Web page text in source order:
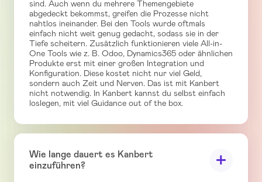
sind. Auch wenn du mehrere Themengebiete
abgedeckt bekommst, greifen die Prozesse nicht
nahtlos ineinander. Bei den Tools wurde oftmals
einfach nicht weit genug gedacht, sodass sie in der
Tiefe scheitern. Zusätzlich funktionieren viele All-in-
One Tools wie z. B. Odoo, Dynamics365 oder ähnlichen
Produkte erst mit einer großen Integration und
Konfiguration. Diese kostet nicht nur viel Geld,
sondern auch Zeit und Nerven. Das ist mit Kanbert
nicht notwendig. In Kanbert kannst du selbst einfach
loslegen, mit viel Guidance out of the box.
Wie lange dauert es Kanbert
einzuführen?